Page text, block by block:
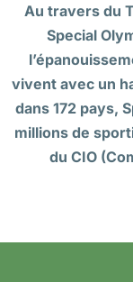
Au travers du
Special
vivent avec un
dans 172 pays,
millions de
du CIO